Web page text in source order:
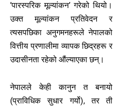
’पारस्परिक मूल्यांकन’ गरेको थियो।
उक्त मूल्यांकन प्रतिवेदन र
त्यसपछिका अनुगमनहरूले नेपालको
वित्तीय प्रणालीमा व्यापक छिद्रहरू र
उदासीनता रहेको औंल्याएका छन्।
नेपालले केही कानुन त बनायो
(प्राविधिक सुधार गर्यो), तर ती